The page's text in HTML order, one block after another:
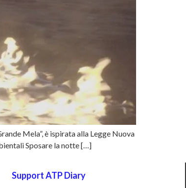
Mela”, è ispirata alla Legge Nuova
Sposare la notte […]
Support ATP Diary